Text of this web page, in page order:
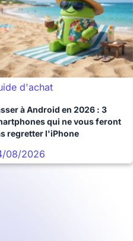
d'achat
à Android en 2026 : 3
qui ne vous feront
regretter l'iPhone
08/2026